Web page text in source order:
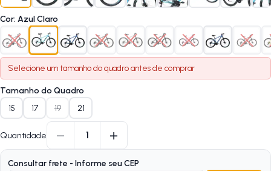
Cor: Azul Claro
Selecione um tamanho do quadro antes de comprar
Tamanho do Quadro
15
17 19 21
Quantidade − 1 +
Consultar frete - Informe seu CEP